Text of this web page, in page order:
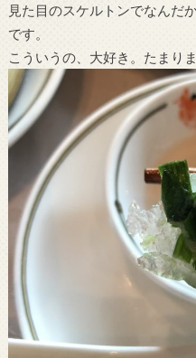
見た目のスケルトンでなんだ
です。
こういうの、大好き。たまりま